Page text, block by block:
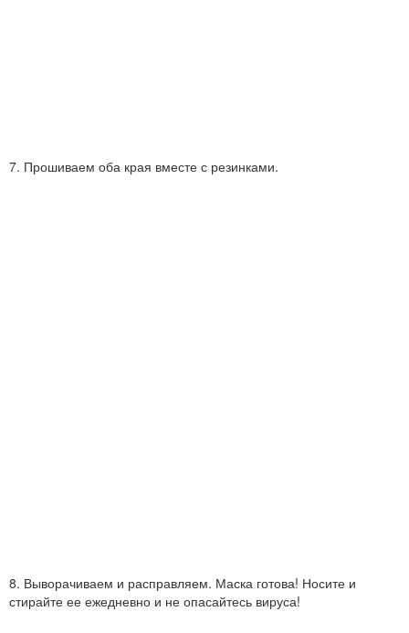
7. Прошиваем оба края вместе с резинками.
8. Выворачиваем и расправляем. Маска готова! Носите и
стирайте ее ежедневно и не опасайтесь вируса!